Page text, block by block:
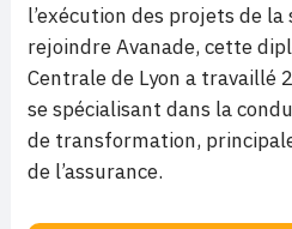
l’exécution des projets de la
rejoindre Avanade, cette
Centrale de Lyon a travaillé
se spécialisant dans la
de transformation,
de l’assurance.